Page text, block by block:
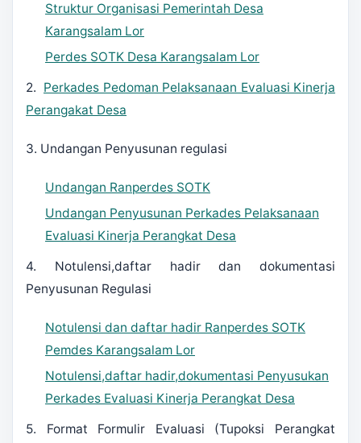
Struktur Organisasi Pemerintah Desa
Karangsalam Lor
Perdes SOTK Desa Karangsalam Lor
2. Perkades Pedoman Pelaksanaan Evaluasi Kinerja
Perangakat Desa
3. Undangan Penyusunan regulasi
Undangan Ranperdes SOTK
Undangan Penyusunan Perkades Pelaksanaan
Evaluasi Kinerja Perangkat Desa
4. Notulensi,daftar hadir dan dokumentasi
Penyusunan Regulasi
Notulensi dan daftar hadir Ranperdes SOTK
Pemdes Karangsalam Lor
Notulensi,daftar hadir,dokumentasi Penyusukan
Perkades Evaluasi Kinerja Perangkat Desa
5. Format Formulir Evaluasi (Tupoksi Perangkat